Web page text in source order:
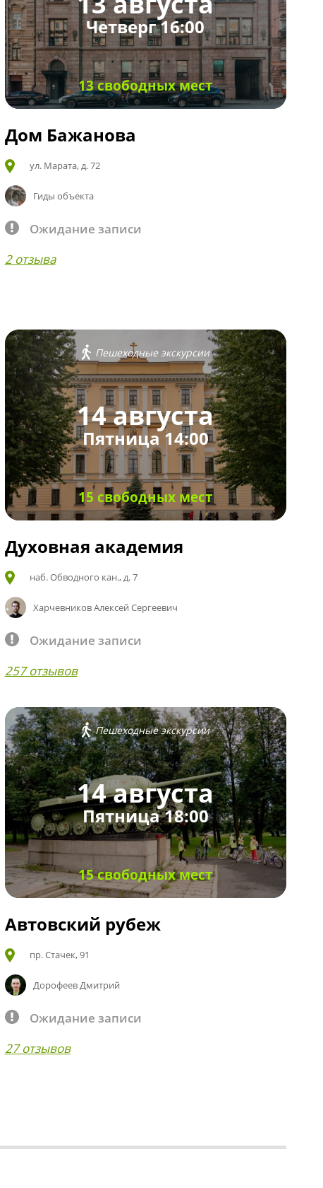
Четверг 16:00
13 свободных мест
Дом Бажанова
ул. Марата, д. 72
Гиды объекта
Ожидание записи
2 отзыва
Пешеходные экскурсии
14 августа
Пятница 14:00
15 свободных мест
Духовная академия
наб. Обводного кан., д. 7
Харчевников Алексей Сергеевич
Ожидание записи
257 отзывов
Пешеходные экскурсии
14 августа
Пятница 18:00
15 свободных мест
Автовский рубеж
пр. Стачек, 91
Дорофеев Дмитрий
Ожидание записи
27 отзывов